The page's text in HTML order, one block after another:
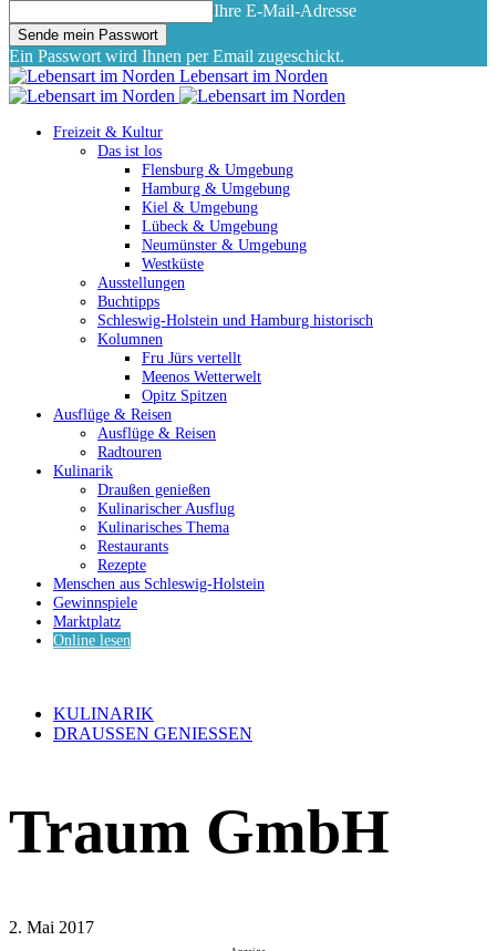
Ihre E-Mail-Adresse
Ein Passwort wird Ihnen per Email zugeschickt.
Lebensart im Norden
Freizeit & Kultur
Das ist los
Flensburg & Umgebung
Hamburg & Umgebung
Kiel & Umgebung
Lübeck & Umgebung
Neumünster & Umgebung
Westküste
Ausstellungen
Buchtipps
Schleswig-Holstein und Hamburg historisch
Kolumnen
Fru Jürs vertellt
Meenos Wetterwelt
Opitz Spitzen
Ausflüge & Reisen
Ausflüge & Reisen
Radtouren
Kulinarik
Draußen genießen
Kulinarischer Ausflug
Kulinarisches Thema
Restaurants
Rezepte
Menschen aus Schleswig-Holstein
Gewinnspiele
Marktplatz
Online lesen
KULINARIK
DRAUSSEN GENIESSEN
Traum GmbH
2. Mai 2017